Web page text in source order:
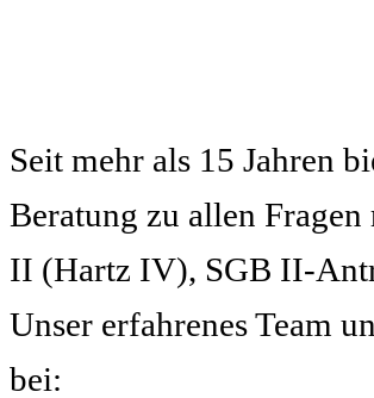
Seit mehr als 15 Jahren
Beratung zu allen
II (Hartz IV), SGB II-
Unser erfahrenes Team
bei: